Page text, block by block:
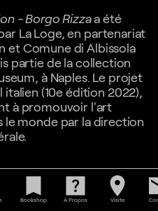
- Borgo Rizzaa été
La Loge, en partenariat
et Comune di Albissola
partie de la collection
à Naples. Le projet
(10e édition 2022),
à promouvoir l'art
monde par la direction
bookmark
Bookshop
help_center
À Propos
location_on
Visite